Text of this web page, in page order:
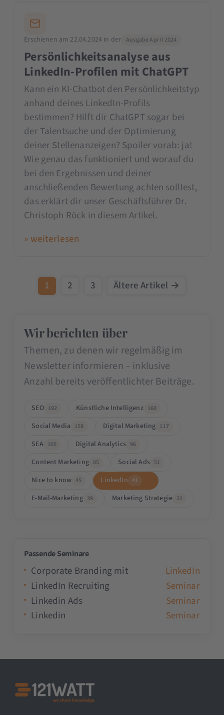
Erschienen am 22.04.2024 in der Ausgabe Apr II 2024
Persönlichkeitsanalyse aus
LinkedIn-Profilen mit ChatGPT
Kann ein KI-Chatbot den Persönlichkeitstyp
anhand deines LinkedIn-Profils
bestimmen? Hilft dir ChatGPT sogar bei
der Talentsuche und der Optimierung
deiner Stellenanzeigen? Spoiler vorab: ja!
Wie genau das funktioniert und worauf du
bei den Ergebnissen und deiner
anschließenden Bewertung achten solltest,
das erklärt dir unser Geschäftsführer Dr.
Christoph Röck in diesem Artikel.
» weiterlesen
1 2 3 Ältere Artikel →
Wir berichten über
Themen, zu denen wir regelmäßig im
Newsletter informieren – inklusive
Anzahl bereits veröffentlichter Beiträge.
SEO 192 Künstliche Intelligenz 160
Social Media 158 Digital Marketing 117
SEA 105 Digital Analytics 96
Content Marketing 85 Social Ads 51
Nice to know 45 LinkedIn 41
E-Mail-Marketing 39 Marketing Strategie 32
Passende Seminare
Corporate Branding mit
LinkedIn
LinkedIn Recruiting
Seminar
Linkedin Ads
Seminar
Linkedin
Seminar